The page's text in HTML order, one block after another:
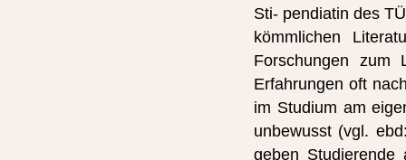
Sti- pendiatin des
kömmlichen
Forschungen zum
Erfahrungen oft
im Studium am
unbewusst (vgl.
geben